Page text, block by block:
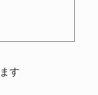
す